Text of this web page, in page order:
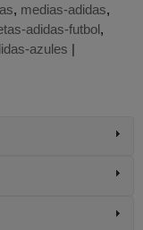
medias-adidas
adidas-futbol
azules |